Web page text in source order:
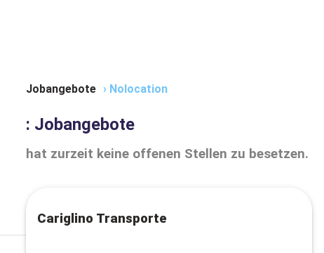
Jobangebote › Nolocation
: Jobangebote
hat zurzeit keine offenen Stellen zu besetzen.
Cariglino Transporte